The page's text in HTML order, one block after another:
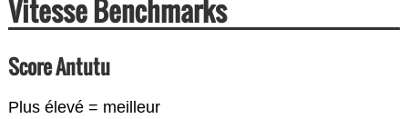
Vitesse Benchmarks
Score Antutu
Plus élevé = meilleur